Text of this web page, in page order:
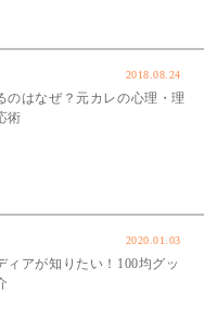
2018.08.24
のはなぜ？元カレの心理・理
術
2020.01.03
ィアが知りたい！100均グッ